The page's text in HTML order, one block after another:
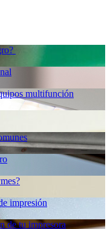
multifunción
impresión
de tu impresora